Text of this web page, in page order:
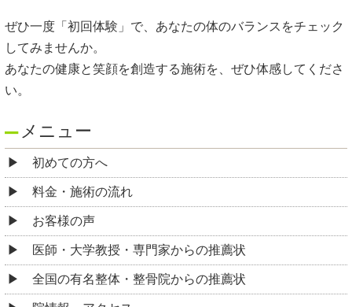
ぜひ一度「初回体験」で、あなたの体のバランスをチェック
してみませんか。
あなたの健康と笑顔を創造する施術を、ぜひ体感してくださ
い。
メニュー
初めての方へ
料金・施術の流れ
お客様の声
医師・大学教授・専門家からの推薦状
全国の有名整体・整骨院からの推薦状